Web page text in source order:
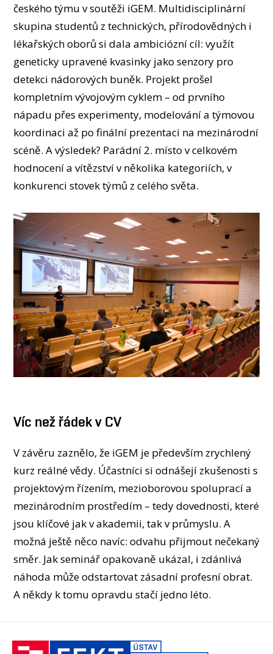
českého týmu v soutěži iGEM. Multidisciplinární
skupina studentů z technických, přírodovědných i
lékařských oborů si dala ambiciózní cíl: využít
geneticky upravené kvasinky jako senzory pro
detekci nádorových buněk. Projekt prošel
kompletním vývojovým cyklem – od prvního
nápadu přes experimenty, modelování a týmovou
koordinaci až po finální prezentaci na mezinárodní
scéně. A výsledek? Parádní 2. místo v celkovém
hodnocení a vítězství v několika kategoriích, v
konkurenci stovek týmů z celého světa.
Víc než řádek v CV
V závěru zaznělo, že iGEM je především zrychlený
kurz reálné vědy. Účastníci si odnášejí zkušenosti s
projektovým řízením, mezioborovou spoluprací a
mezinárodním prostředím – tedy dovednosti, které
jsou klíčové jak v akademii, tak v průmyslu. A
možná ještě něco navíc: odvahu přijmout nečekaný
směr. Jak seminář opakovaně ukázal, i zdánlivá
náhoda může odstartovat zásadní profesní obrat.
A někdy k tomu opravdu stačí jedno léto.